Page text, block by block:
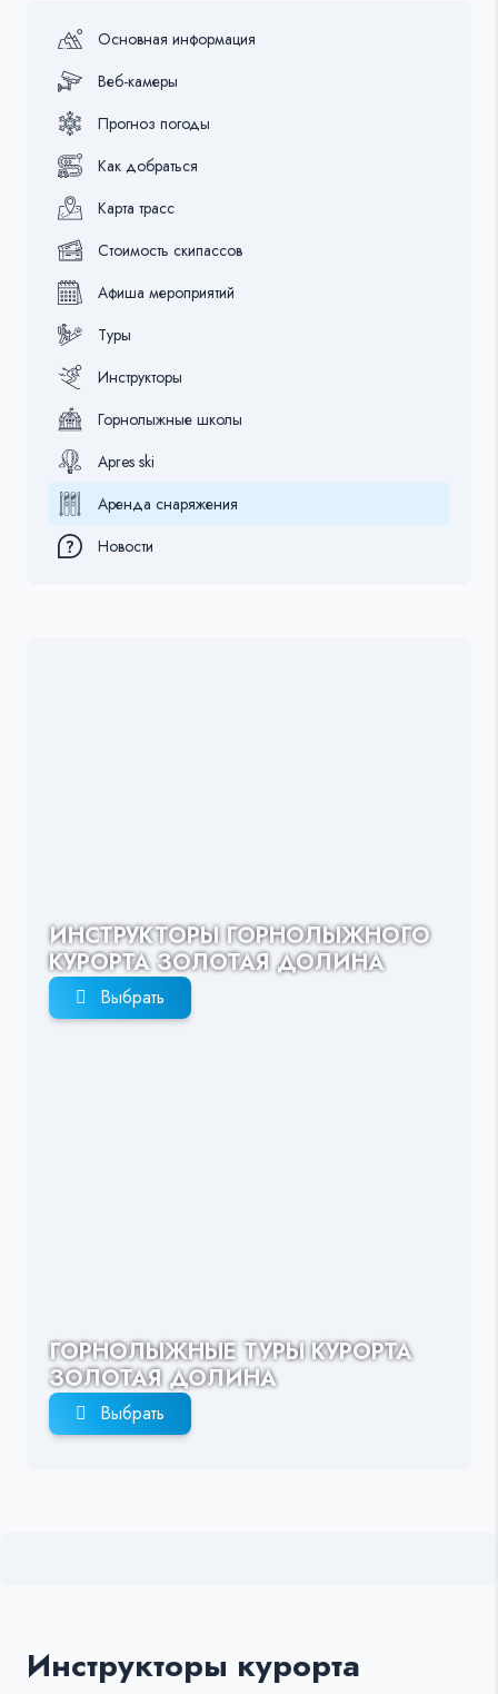
Основная информация
Веб-камеры
Прогноз погоды
Как добраться
Карта трасс
Стоимость скипассов
Афиша мероприятий
Туры
Инструкторы
Горнолыжные школы
Apres ski
Аренда снаряжения
Новости
ИНСТРУКТОРЫ ГОРНОЛЫЖНОГО
КУРОРТА ЗОЛОТАЯ ДОЛИНА
Выбрать
ГОРНОЛЫЖНЫЕ ТУРЫ КУРОРТА
ЗОЛОТАЯ ДОЛИНА
Выбрать
Инструкторы курорта